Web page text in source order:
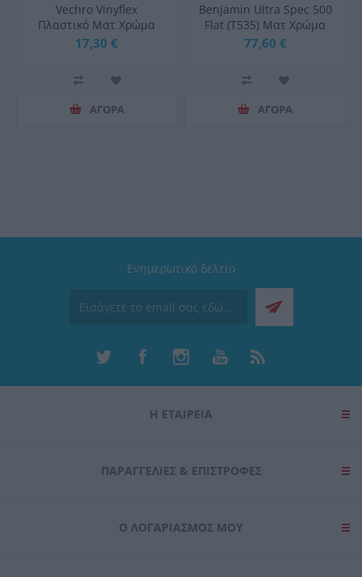
Vechro Vinyflex
Πλαστικό Ματ Xρώμα
Εσωτερικής Χρήσης 9L
17,30 €
ΑΓΟΡΑ
Benjamin Ultra Spec 500
Flat (T535) Ματ Χρώμα
Εσωτερικής Χρήσης -
77,60 €
ΑΓΟΡΑ
Ενημερωτικό δελτίο
Η ΕΤΑΙΡΕΙΑ
ΠΑΡΑΓΓΕΛΊΕΣ & ΕΠΙΣΤΡΟΦΈΣ
Ο ΛΟΓΑΡΙΑΣΜΌΣ ΜΟΥ